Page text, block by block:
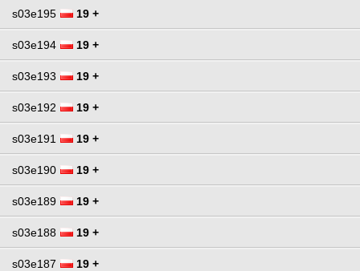
s03e195 19 +
s03e194 19 +
s03e193 19 +
s03e192 19 +
s03e191 19 +
s03e190 19 +
s03e189 19 +
s03e188 19 +
s03e187 19 +